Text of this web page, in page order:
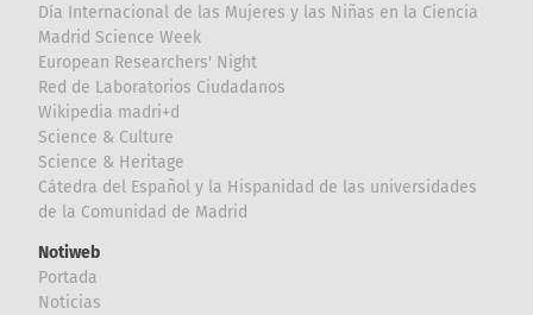
Día Internacional de las Mujeres y las Niñas en la Ciencia
Madrid Science Week
European Researchers' Night
Red de Laboratorios Ciudadanos
Wikipedia madri+d
Science & Culture
Science & Heritage
Cátedra del Español y la Hispanidad de las universidades
de la Comunidad de Madrid
Notiweb
Portada
Noticias